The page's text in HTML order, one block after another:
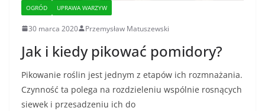
OGRÓD UPRAWA WARZYW
30 marca 2020 Przemysław Matuszewski
Jak i kiedy pikować pomidory?
Pikowanie roślin jest jednym z etapów ich rozmnażania.
Czynność ta polega na rozdzieleniu wspólnie rosnących
siewek i przesadzeniu ich do